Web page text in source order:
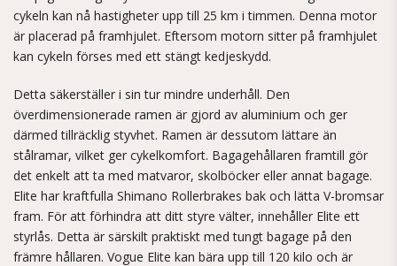
cykeln kan nå hastigheter upp till 25 km i timmen. Denna motor
är placerad på framhjulet. Eftersom motorn sitter på framhjulet
kan cykeln förses med ett stängt kedjeskydd.
Detta säkerställer i sin tur mindre underhåll. Den
överdimensionerade ramen är gjord av aluminium och ger
därmed tillräcklig styvhet. Ramen är dessutom lättare än
stålramar, vilket ger cykelkomfort. Bagagehållaren framtill gör
det enkelt att ta med matvaror, skolböcker eller annat bagage.
Elite har kraftfulla Shimano Rollerbrakes bak och lätta V-bromsar
fram. För att förhindra att ditt styre välter, innehåller Elite ett
styrlås. Detta är särskilt praktiskt med tungt bagage på den
främre hållaren. Vogue Elite kan bära upp till 120 kilo och är